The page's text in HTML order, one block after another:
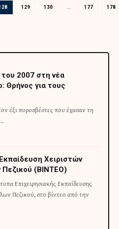
129 130 … 177 178
2007 στη νέα
Θρήνος για τους
έξι πυροσβέστες που έχασαν τη
Χειριστών
(ΒΙΝΤΕΟ)
Επιχειρησιακής Εκπαίδευσης
Πεζικού, στο βίντεο από την